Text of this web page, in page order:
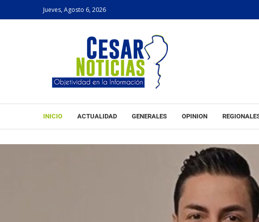
Jueves, Agosto 6, 2026
INICIO ACTUALIDAD GENERALES OPINION